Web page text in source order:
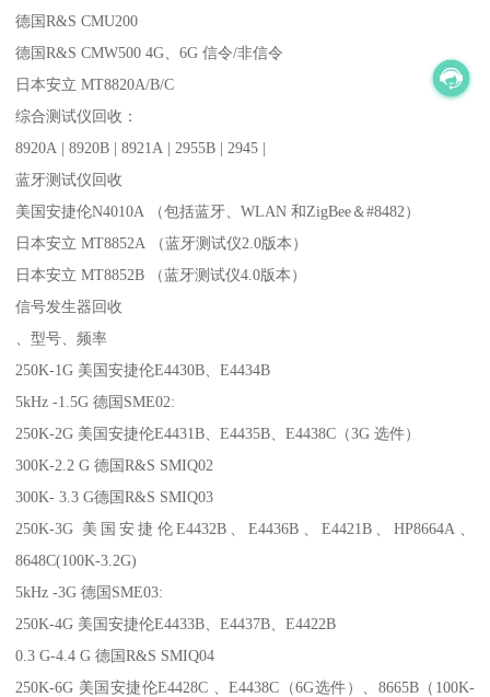
德国R&S CMU200
德国R&S CMW500 4G、6G 信令/非信令
日本安立 MT8820A/B/C
综合测试仪回收：
8920A | 8920B | 8921A | 2955B | 2945 |
蓝牙测试仪回收
美国安捷伦N4010A （包括蓝牙、WLAN 和ZigBee＆#8482）
日本安立 MT8852A （蓝牙测试仪2.0版本）
日本安立 MT8852B （蓝牙测试仪4.0版本）
信号发生器回收
、型号、频率
250K-1G 美国安捷伦E4430B、E4434B
5kHz -1.5G 德国SME02:
250K-2G 美国安捷伦E4431B、E4435B、E4438C（3G 选件）
300K-2.2 G 德国R&S SMIQ02
300K- 3.3 G德国R&S SMIQ03
250K-3G 美国安捷伦E4432B、E4436B、E4421B、HP8664A、
8648C(100K-3.2G)
5kHz -3G 德国SME03:
250K-4G 美国安捷伦E4433B、E4437B、E4422B
0.3 G-4.4 G 德国R&S SMIQ04
250K-6G 美国安捷伦E4428C 、E4438C（6G选件）、8665B（100K-